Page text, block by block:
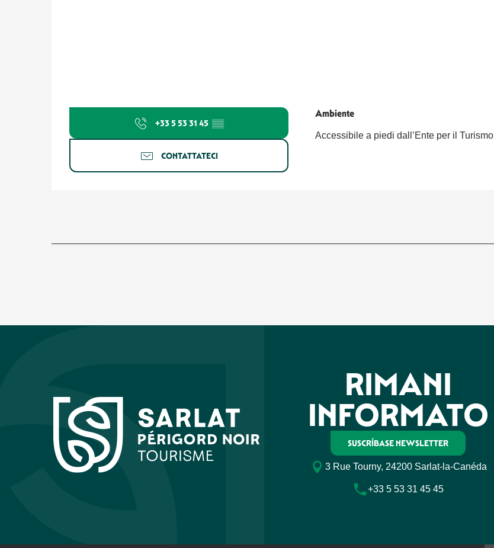
+33 5 53 31 45 ▒▒
CONTATTATECI
Ambiente
Ambiente
Accessibile a piedi dall’Ente per il Turismo
RIMANI
INFORMATO
SUSCRÍBASE NEWSLETTER
3 Rue Tourny, 24200 Sarlat-la-Canéda
+33 5 53 31 45 45